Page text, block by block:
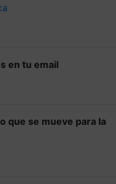
en tu email
que se mueve para la